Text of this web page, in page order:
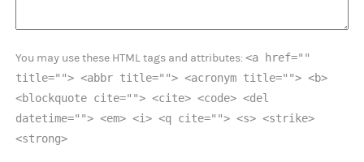
You may use these HTML tags and attributes:<a href=""
title=""> <abbr title=""> <acronym title=""> <b>
<blockquote cite=""> <cite> <code> <del
datetime=""> <em> <i> <q cite=""> <s> <strike>
<strong>